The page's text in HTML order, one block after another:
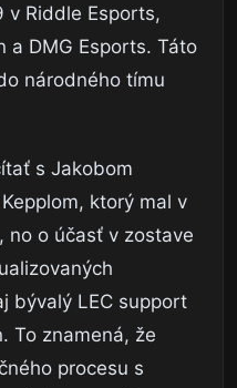
v Riddle Esports,
a DMG Esports. Táto
národného tímu
s Jakobom
ktorý mal v
no o účasť v zostave
bývalý LEC support
To znamená, že
procesu s